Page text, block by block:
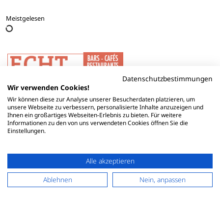
Meistgelesen
Datenschutzbestimmungen
Wir verwenden Cookies!
Wir können diese zur Analyse unserer Besucherdaten platzieren, um
unsere Webseite zu verbessern, personalisierte Inhalte anzuzeigen und
Ihnen ein großartiges Webseiten-Erlebnis zu bieten. Für weitere
Informationen zu den von uns verwendeten Cookies öffnen Sie die
Einstellungen.
Alle akzeptieren
Ablehnen
Nein, anpassen